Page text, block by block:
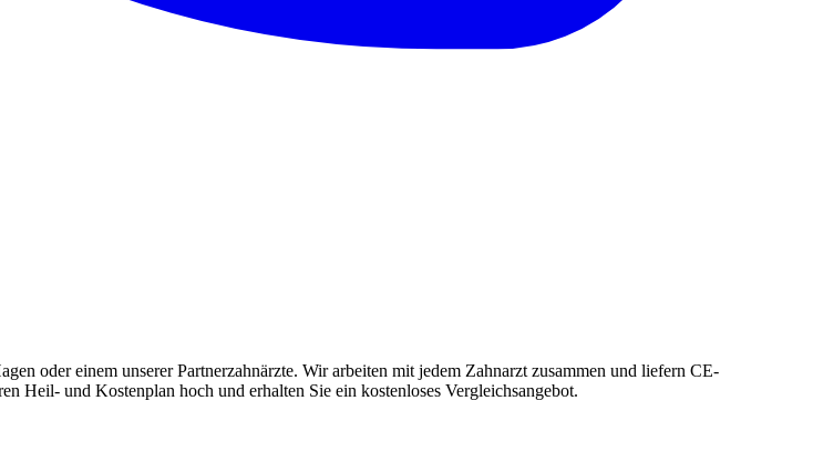
oder einem unserer Partnerzahnärzte. Wir arbeiten mit jedem Zahnarzt zusammen und liefern CE-
Heil- und Kostenplan hoch und erhalten Sie ein kostenloses Vergleichsangebot.